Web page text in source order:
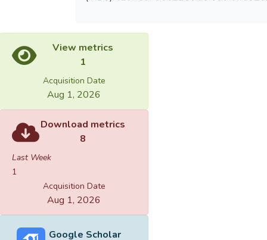
View metrics
1
Acquisition Date
Aug 1, 2026
Download metrics
8
Last Week
1
Acquisition Date
Aug 1, 2026
Google Scholar